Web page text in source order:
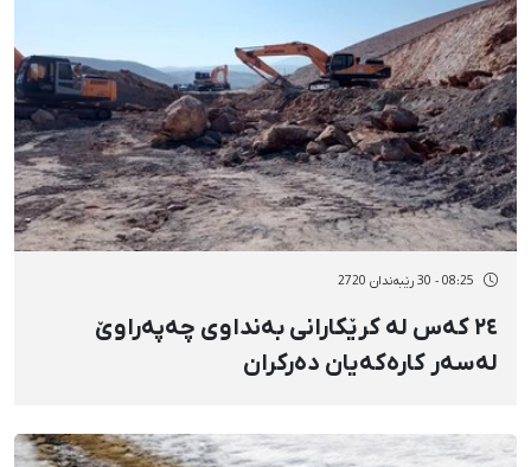
08:25 - 30 رێبەندان 2720
٢٤ کەس لە کرێکارانی بەنداوی چەپەراوێ
لەسەر کارەکەیان دەرکران